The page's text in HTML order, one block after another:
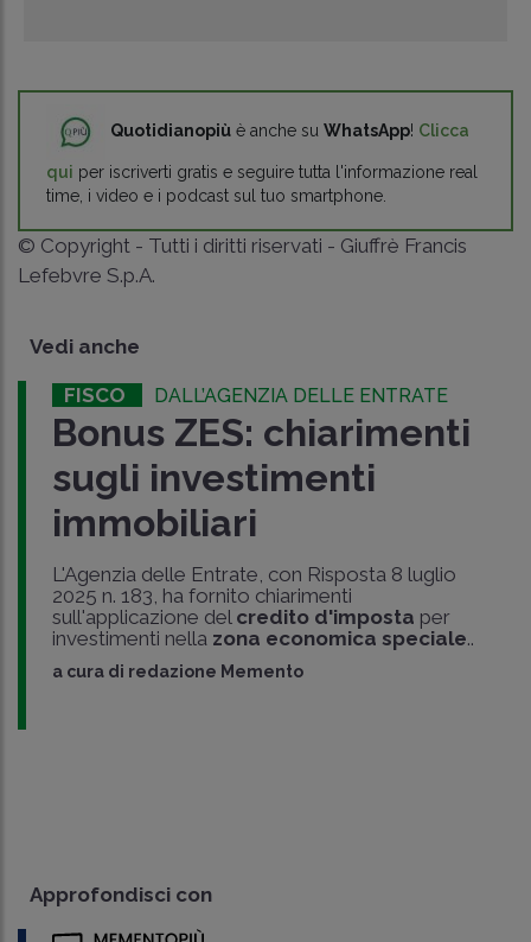
Quotidianopiù è anche su WhatsApp! Clicca
qui per iscriverti gratis e seguire tutta l'informazione real
time, i video e i podcast sul tuo smartphone.
© Copyright - Tutti i diritti riservati - Giuffrè Francis
Lefebvre S.p.A.
Vedi anche
FISCO DALL’AGENZIA DELLE ENTRATE
Bonus ZES: chiarimenti
sugli investimenti
immobiliari
L'Agenzia delle Entrate, con Risposta 8 luglio
2025 n. 183, ha fornito chiarimenti
sull'applicazione del credito d'imposta per
investimenti nella zona economica speciale..
a cura di redazione Memento
Approfondisci con